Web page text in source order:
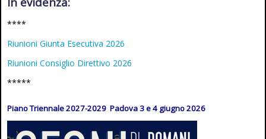
****
Riunioni Giunta Esecutiva 2026
Riunioni Consiglio Direttivo 2026
*****
Piano Triennale 2027-2029 Padova 3 e 4 giugno 2026